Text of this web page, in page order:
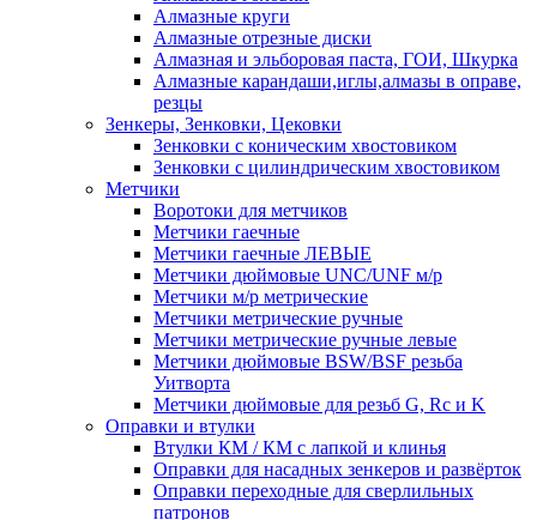
Алмазные круги
Алмазные отрезные диски
Алмазная и эльборовая паста, ГОИ, Шкурка
Алмазные карандаши,иглы,алмазы в оправе,
резцы
Зенкеры, Зенковки, Цековки
Зенковки с коническим хвостовиком
Зенковки с цилиндрическим хвостовиком
Метчики
Воротоки для метчиков
Метчики гаечные
Метчики гаечные ЛЕВЫЕ
Метчики дюймовые UNC/UNF м/р
Метчики м/р метрические
Метчики метрические ручные
Метчики метрические ручные левые
Метчики дюймовые BSW/BSF резьба
Уитворта
Метчики дюймовые для резьб G, Rc и K
Оправки и втулки
Втулки КМ / КМ с лапкой и клинья
Оправки для насадных зенкеров и развёрток
Оправки переходные для сверлильных
патронов